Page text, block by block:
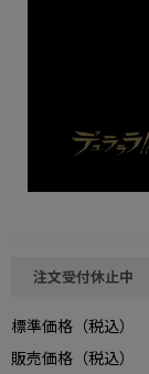
この商品をシェアする
注文受付休止中
標準価格（税込）
販売価格（税込）